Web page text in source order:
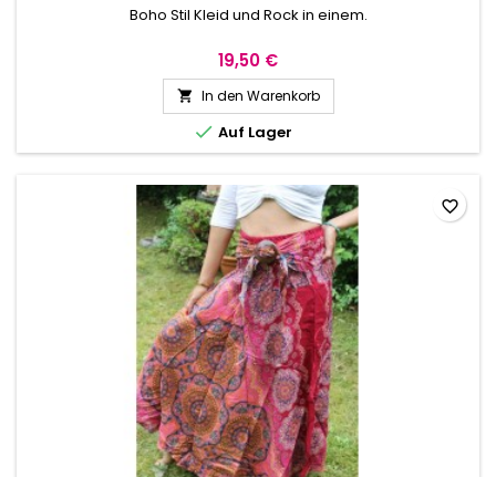
Boho Stil Kleid und Rock in einem.
19,50 €
 In den Warenkorb
 Auf Lager
favorite_border